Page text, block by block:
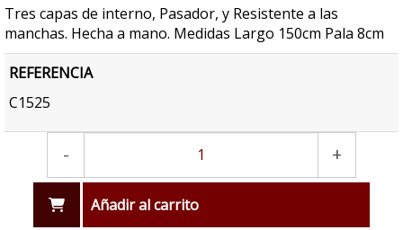
Tres capas de interno, Pasador, y Resistente a las
manchas. Hecha a mano. Medidas Largo 150cm Pala 8cm
REFERENCIA
C1525
- +
Añadir al carrito